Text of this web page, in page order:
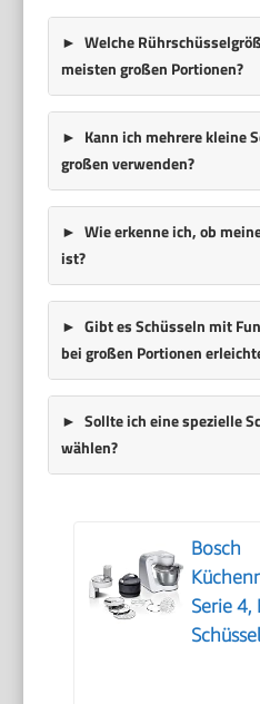
Welche
meisten großen Portionen?
Kann ich mehrere kleine
großen verwenden?
Wie erkenne ich, ob
ist?
Gibt es Schüsseln mit
bei großen Portionen
Sollte ich eine spezielle
wählen?
Bosch
Serie 4,